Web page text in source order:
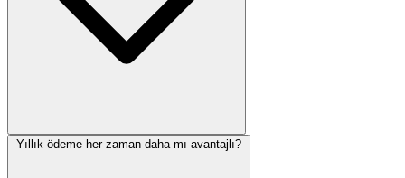
Yıllık ödeme her zaman daha mı avantajlı?